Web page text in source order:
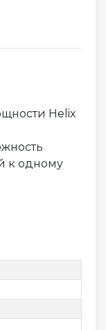
Helix
к одному